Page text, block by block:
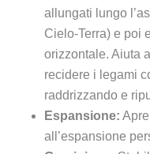
allungati lungo
Cielo-Terra) e poi
orizzontale. Aiuta
recidere i legami
raddrizzando e
Espansione:
all’espansione